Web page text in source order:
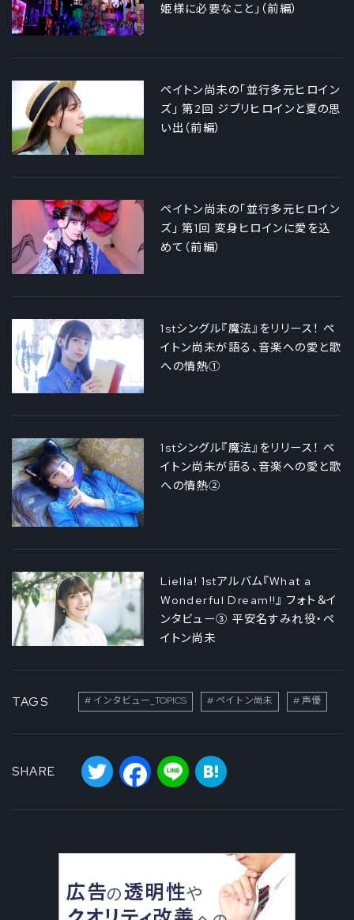
姫様に必要なこと」（前編）
ペイトン尚未の「並行多元ヒロイン
ズ」 第2回 ジブリヒロインと夏の思
い出（前編）
ペイトン尚未の「並行多元ヒロイン
ズ」 第1回 変身ヒロインに愛を込
めて（前編）
1stシングル『魔法』をリリース！ ペ
イトン尚未が語る、音楽への愛と歌
への情熱①
1stシングル『魔法』をリリース！ ペ
イトン尚未が語る、音楽への愛と歌
への情熱②
Liella! 1stアルバム『What a
Wonderful Dream!!』 フォト＆イ
ンタビュー③ 平安名すみれ役・ペ
イトン尚未
TAGS インタビュー_TOPICS ペイトン尚未 声優
SHARE
Twitter Facebook
Line